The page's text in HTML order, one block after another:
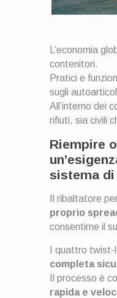
L’economia
contenitori.
Pratici e
sugli
All’interno dei
rifiuti, sia civili
Riempire
sistema
Il ribaltatore
proprio
consentirne il
I quattro
completa
Il processo è
rapida e